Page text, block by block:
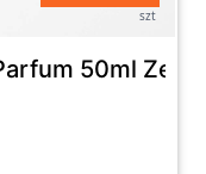
szt
50ml